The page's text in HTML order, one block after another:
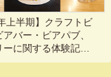
上半期】クラフトビ
バー・ビアパブ、
ーに関する体験記事
スランキング